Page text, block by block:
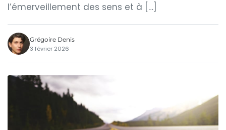
l’émerveillement des sens et à […]
Grégoire Denis
3 février 2026